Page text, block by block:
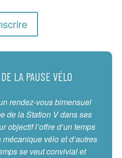
LA PAUSE VÉLO
rendez-vous bimensuel
de la Station V dans ses
objectif l’offre d’un temps
vélo et d’autres
se veut convivial et